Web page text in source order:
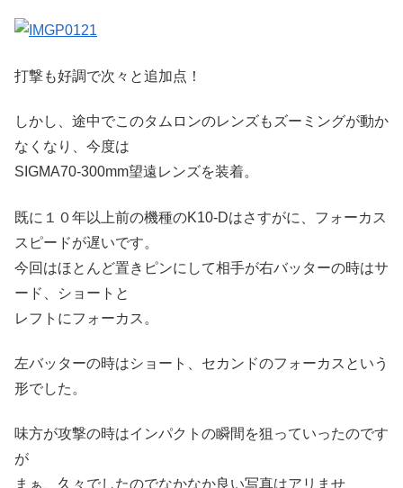
打撃も好調で次々と追加点！
しかし、途中でこのタムロンのレンズもズーミングが動か
なくなり、今度は
SIGMA70-300mm望遠レンズを装着。
既に１０年以上前の機種のK10-Dはさすがに、フォーカス
スピードが遅いです。
今回はほとんど置きピンにして相手が右バッターの時はサ
ード、ショートと
レフトにフォーカス。
左バッターの時はショート、セカンドのフォーカスという
形でした。
味方が攻撃の時はインパクトの瞬間を狙っていったのです
が
まぁ、久々でしたのでなかなか良い写真はアリませ